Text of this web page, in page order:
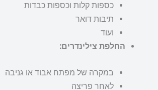
כספות קלות וכספות כבדות
תיבות דואר
ועוד
החלפת צילינדרים:
במקרה של מפתח אבוד או גניבה
לאחר פריצה